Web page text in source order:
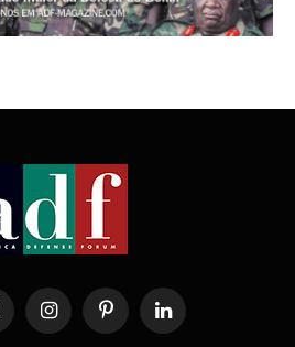
InstagramPinterestLinkedIn